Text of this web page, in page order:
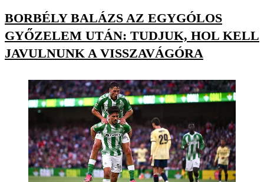
BORBÉLY BALÁZS AZ EGYGÓLOS
GYŐZELEM UTÁN: TUDJUK, HOL KELL
JAVULNUNK A VISSZAVÁGÓRA